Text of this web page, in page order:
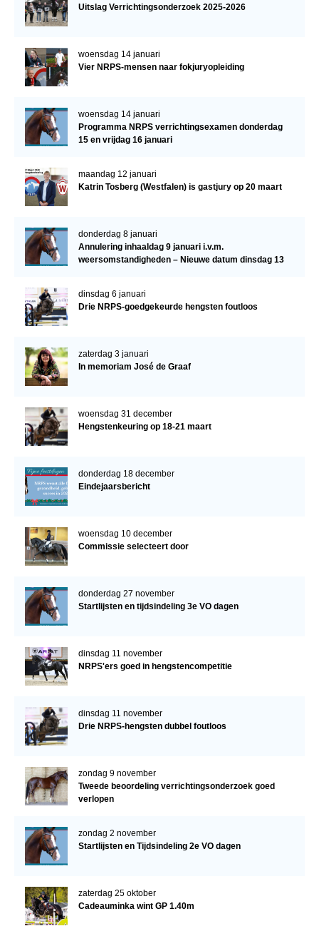
Uitslag Verrichtingsonderzoek 2025-2026
woensdag 14 januari
Vier NRPS-mensen naar fokjuryopleiding
woensdag 14 januari
Programma NRPS verrichtingsexamen donderdag
15 en vrijdag 16 januari
maandag 12 januari
Katrin Tosberg (Westfalen) is gastjury op 20 maart
donderdag 8 januari
Annulering inhaaldag 9 januari i.v.m.
weersomstandigheden – Nieuwe datum dinsdag 13
dinsdag 6 januari
Drie NRPS-goedgekeurde hengsten foutloos
zaterdag 3 januari
In memoriam José de Graaf
woensdag 31 december
Hengstenkeuring op 18-21 maart
donderdag 18 december
Eindejaarsbericht
woensdag 10 december
Commissie selecteert door
donderdag 27 november
Startlijsten en tijdsindeling 3e VO dagen
dinsdag 11 november
NRPS'ers goed in hengstencompetitie
dinsdag 11 november
Drie NRPS-hengsten dubbel foutloos
zondag 9 november
Tweede beoordeling verrichtingsonderzoek goed
verlopen
zondag 2 november
Startlijsten en Tijdsindeling 2e VO dagen
zaterdag 25 oktober
Cadeauminka wint GP 1.40m